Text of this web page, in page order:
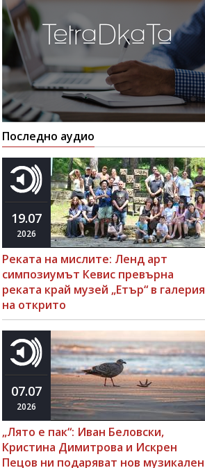
Последно аудио
19.07
2026
Реката на мислите: Ленд арт
симпозиумът Кевис превърна
реката край музей „Етър“ в галерия
на открито
07.07
2026
„Лято е пак“: Иван Беловски,
Кристина Димитрова и Искрен
Пецов ни подаряват нов музикален